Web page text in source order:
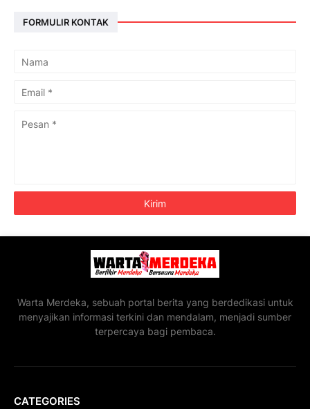
FORMULIR KONTAK
Warta Merdeka, sebuah portal berita yang berdedikasi untuk
menyajikan informasi terkini dan mendalam, menjadi sumber
terpercaya bagi pembaca.
CATEGORIES